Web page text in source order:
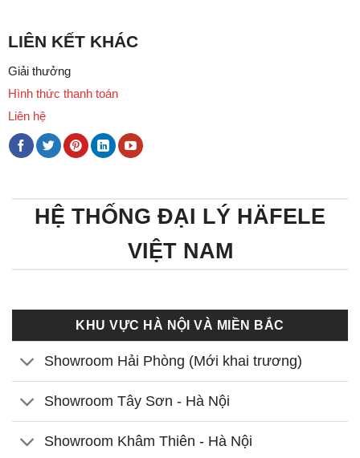
LIÊN KẾT KHÁC
Giải thưởng
Hình thức thanh toán
Liên hệ
HỆ THỐNG ĐẠI LÝ HÄFELE
VIỆT NAM
KHU VỰC HÀ NỘI VÀ MIỀN BẮC
Showroom Hải Phòng (Mới khai trương)
Showroom Tây Sơn - Hà Nội
Showroom Khâm Thiên - Hà Nội